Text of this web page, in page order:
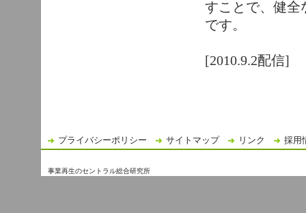
すことで、健全
です。
[2010.9.2配信]
プライバシーポリシー サイトマップ リンク 採用
事業再生のセントラル総合研究所